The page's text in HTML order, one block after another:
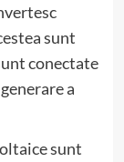
sunt
conectate
a
sunt